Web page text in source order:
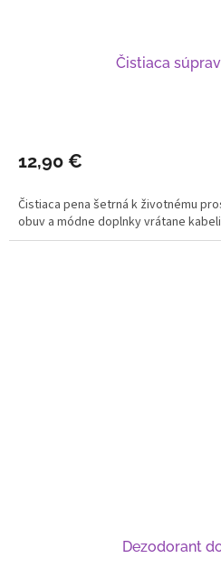
Čistiaca
12,90 €
Čistiaca pena šetrná k životnému
obuv a módne doplnky vrátane
Dezodorant